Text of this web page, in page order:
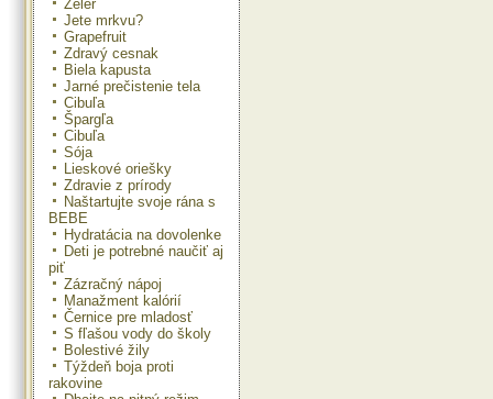
Zeler
Jete mrkvu?
Grapefruit
Zdravý cesnak
Biela kapusta
Jarné prečistenie tela
Cibuľa
Špargľa
Cibuľa
Sója
Lieskové oriešky
Zdravie z prírody
Naštartujte svoje rána s
BEBE
Hydratácia na dovolenke
Deti je potrebné naučiť aj
piť
Zázračný nápoj
Manažment kalórií
Černice pre mladosť
S fľašou vody do školy
Bolestivé žily
Týždeň boja proti
rakovine